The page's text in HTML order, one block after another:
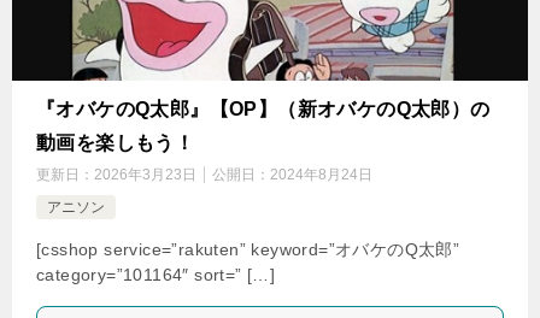
『オバケのQ太郎』【OP】（新オバケのQ太郎）の
動画を楽しもう！
更新日： 2026年3月23日 公開日： 2024年8月24日
アニソン
[csshop service=”rakuten” keyword=”オバケのQ太郎”
category=”101164″ sort=” […]